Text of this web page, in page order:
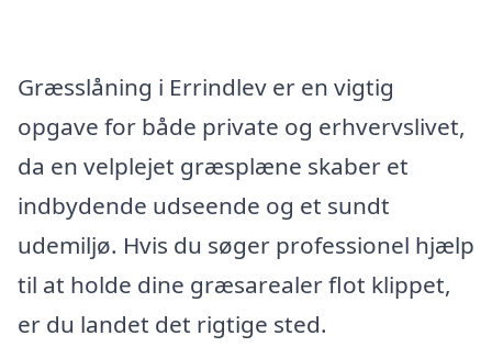
Græsslåning i Errindlev er en vigtig
opgave for både private og erhvervslivet,
da en velplejet græsplæne skaber et
indbydende udseende og et sundt
udemiljø. Hvis du søger professionel hjælp
til at holde dine græsarealer flot klippet,
er du landet det rigtige sted.